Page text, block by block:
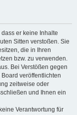
er keine Inhalte
Sitten verstoßen. Sie
die in Ihren
bzw. zu verwenden.
Bei Verstößen gegen
veröffentlichten
zeitweise oder
und Ihnen ein
Verantwortung für